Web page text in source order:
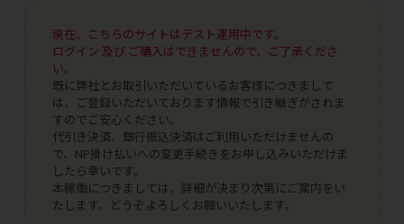
現在、こちらのサイトはテスト運用中です。
ログイン 及び ご購入はできませんので、ご了承くださ
い。
既に弊社とお取引いただいているお客様につきまして
は、ご登録いただいております情報で引き継ぎがされま
すのでご安心ください。
代引き決済、銀行振込決済はご利用いただけませんの
で、NP掛け払いへの変更手続きをお申し込みいただけま
したら幸いです。
本稼働につきましては、詳細が決まり次第にご案内をい
たします。どうぞよろしくお願いいたします。